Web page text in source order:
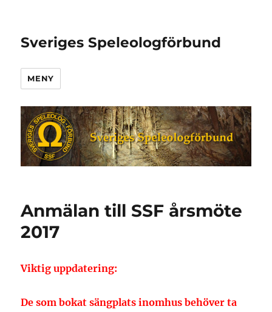
Sveriges Speleologförbund
MENY
Anmälan till SSF årsmöte
2017
Viktig uppdatering:
De som bokat sängplats inomhus behöver ta